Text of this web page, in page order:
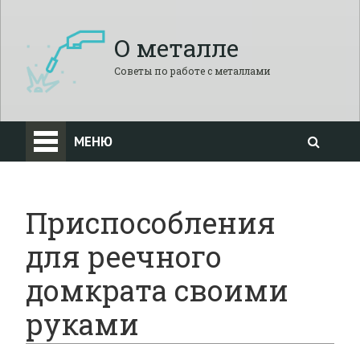
О металле
Советы по работе с металлами
МЕНЮ
Приспособления
для реечного
домкрата своими
руками